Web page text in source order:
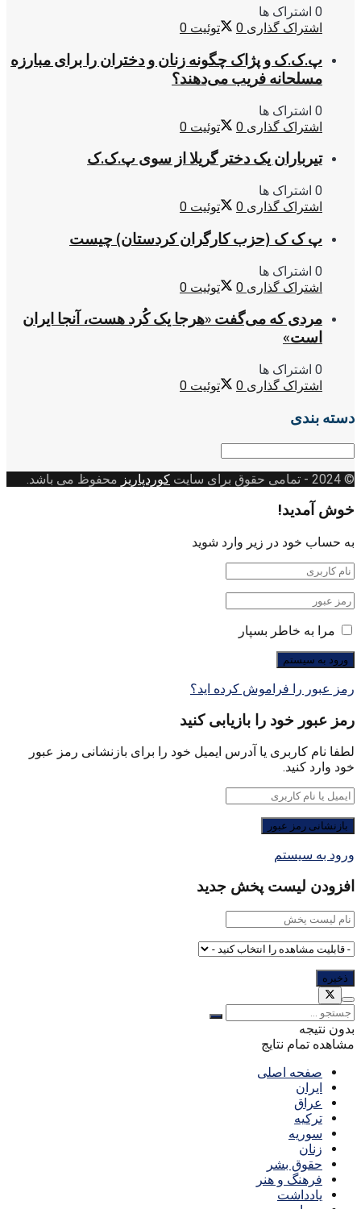
0 اشتراک ها
اشتراک گذاری 0 توئیت 0
پ.ک.ک و پژاک چگونه زنان و دختران را برای مبارزه
مسلحانه فریب می‌دهند؟
0 اشتراک ها
اشتراک گذاری 0 توئیت 0
تیرباران یک دختر گریلا از سوی پ.ک.ک
0 اشتراک ها
اشتراک گذاری 0 توئیت 0
پ ک ک (حزب کارگران کردستان) چیست
0 اشتراک ها
اشتراک گذاری 0 توئیت 0
مردی که می‌گفت «هرجا یک کُرد هست، آنجا ایران
است»
0 اشتراک ها
اشتراک گذاری 0 توئیت 0
دسته بندی
دسته
© 2024
- تمامی حقوق برای سایت کوردپاریز محفوظ می باشد.
خوش آمدید!
به حساب خود در زیر وارد شوید
مرا به خاطر بسپار
رمز عبور را فراموش کرده اید؟
رمز عبور خود را بازیابی کنید
لطفا نام کاربری یا آدرس ایمیل خود را برای بازنشانی رمز عبور
خود وارد کنید.
ورود به سیستم
افزودن لیست پخش جدید
بدون نتیجه
مشاهده تمام نتایج
صفحه اصلی
ایران
عراق
ترکیه
سوریه
زنان
حقوق بشر
فرهنگ و هنر
یادداشت